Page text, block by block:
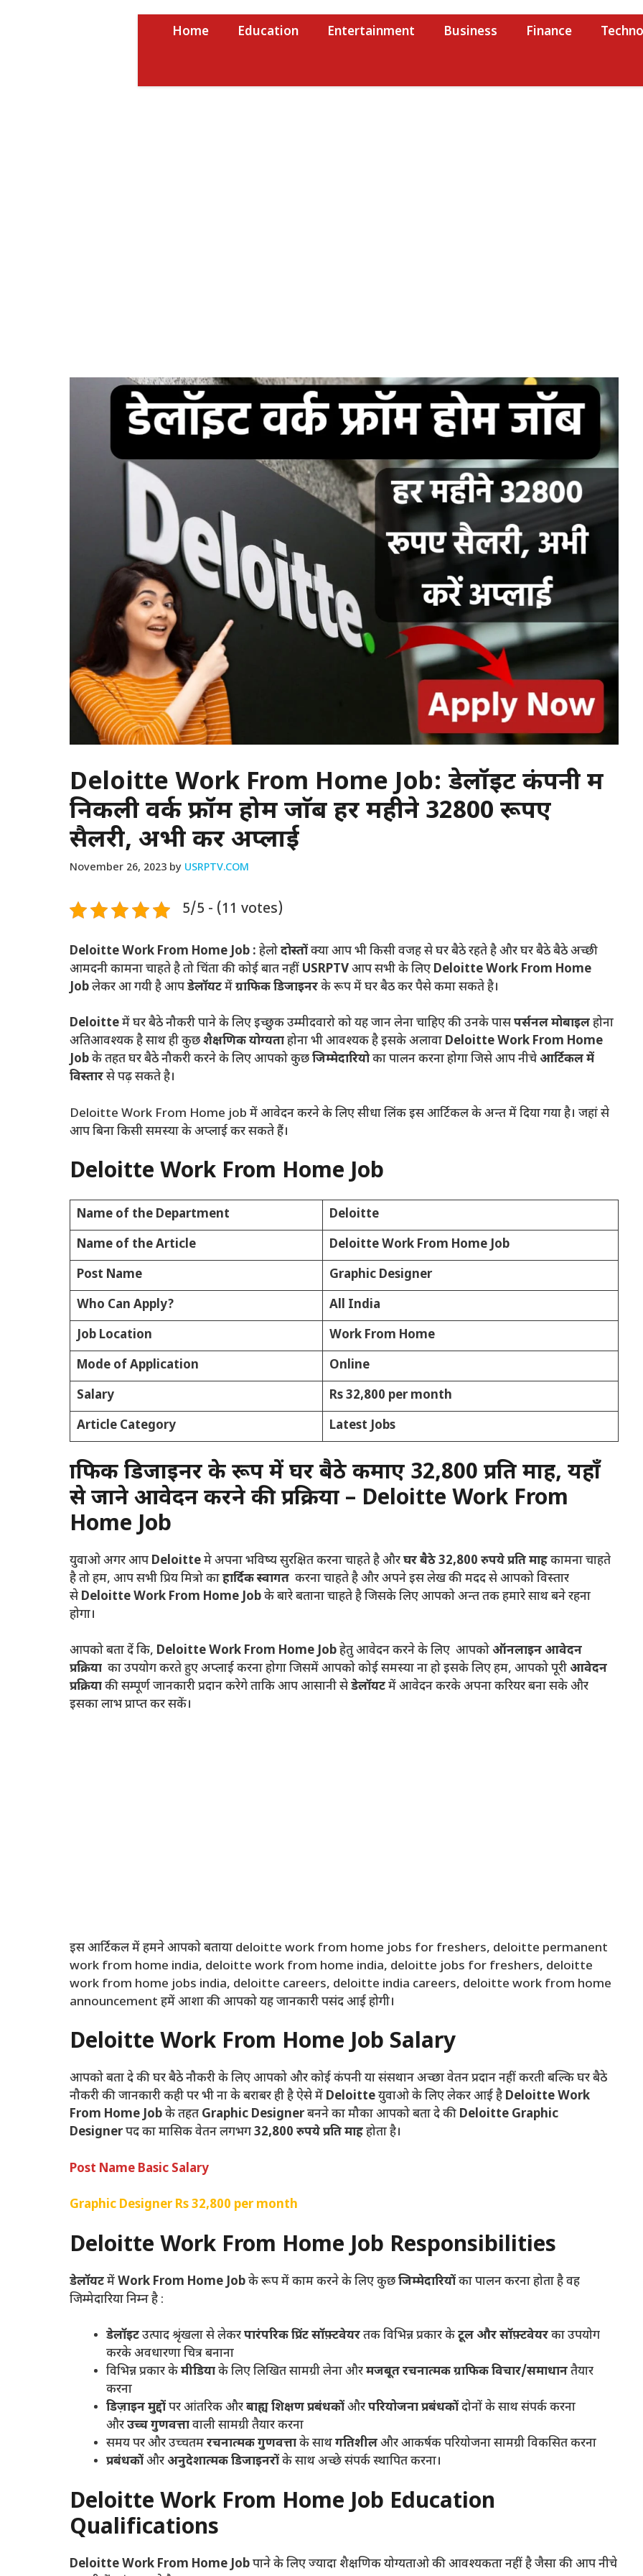
Home Education Entertainment Business Finance
Deloitte Work From Home Job: डेलॉइट कंपनी में
निकली वर्क फ्रॉम होम जाॅब हर महीने 32800 रूपए
सैलरी, अभी करें अप्लाई
November 26, 2023 by USRPTV.COM
5/5 - (11 votes)
Deloitte Work From Home Job : हेलोदोस्तोंक्या आप भी किसी वजह से घर बैठे रहते है और घर बैठे बैठे अच्छी
आमदनी कामना चाहते है तो चिंता की कोई बात नहीं USRPTVआप सभी के लिए Deloitte Work From Home
Jobलेकर आ गयी है आपडेलॉयटमेंग्राफिक डिजाइनरके रूप में घर बैठ कर पैसे कमा सकते है।
Deloitteमें घर बैठे नौकरी पाने के लिए इच्छुक उम्मीदवारो को यह जान लेना चाहिए की उनके पासपर्सनल मोबाइलहोना
अतिआवश्यक है साथ ही कुछशैक्षणिक योग्यताहोना भी आवश्यक है इसके अलावा Deloitte Work From Home
Jobके तहत घर बैठे नौकरी करने के लिए आपको कुछजिम्मेदारियोका पालन करना होगा जिसे आप नीचेआर्टिकल में
विस्तारसे पढ़ सकते है।
Deloitte Work From Home job में आवेदन करने के लिए सीधा लिंक इस आर्टिकल के अन्त में दिया गया है। जहां से
आप बिना किसी समस्या के अप्लाई कर सकते हैं।
Deloitte Work From Home Job
Name of the Department
Deloitte
Name of the Article
Deloitte Work From Home Job
Post Name
Graphic Designer
Who Can Apply?
All India
Job Location
Work From Home
Mode of Application
Online
Salary
Rs 32,800 per month
Article Category
Latest Jobs
ग्राफिक डिजाइनर के रूप में घर बैठे कमाए ₹32,800 प्रति माह, यहाँ
से जाने आवेदन करने की प्रक्रिया – Deloitte Work From
Home Job
युवाओ अगर आप Deloitteमे अपना भविष्य सुरक्षित करना चाहते है औरघर बैठे 32,800 रुपये प्रति माहकामना चाहते
है तो हम, आप सभी प्रिय मित्रो काहार्दिक स्वागत करना चाहते है और अपने इस लेख की मदद से आपको विस्तार
से Deloitte Work From Home Jobके बारे बताना चाहते है जिसके लिए आपको अन्त तक हमारे साथ बने रहना
होगा।
आपको बता दें कि, Deloitte Work From Home Jobहेतु आवेदन करने के लिए आपको ऑनलाइन आवेदन
प्रक्रिया का उपयोग करते हुए अप्लाई करना होगा जिसमें आपको कोई समस्या ना हो इसके लिए हम, आपको पूरीआवेदन
प्रक्रियाकी सम्पूर्ण जानकारी प्रदान करेगे ताकि आप आसानी सेडेलॉयटमें आवेदन करके अपना करियर बना सके और
इसका लाभ प्राप्त कर सकें।
इस आर्टिकल में हमने आपको बताया deloitte work from home jobs for freshers, deloitte permanent
work from home india, deloitte work from home india, deloitte jobs for freshers, deloitte
work from home jobs india, deloitte careers, deloitte india careers, deloitte work from home
announcement हमें आशा की आपको यह जानकारी पसंद आई होगी।
Deloitte Work From Home Job Salary
आपको बता दे की घर बैठे नौकरी के लिए आपको और कोई कंपनी या संसथान अच्छा वेतन प्रदान नहीं करती बल्कि घर बैठे
नौकरी की जानकारी कही पर भी ना के बराबर ही है ऐसे में Deloitteयुवाओ के लिए लेकर आई है Deloitte Work
From Home Jobके तहत Graphic Designerबनने का मौका आपको बता दे की Deloitte Graphic
Designerपद का मासिक वेतन लगभग32,800 रुपये प्रति माहहोता है।
Post Name Basic Salary
Graphic Designer Rs 32,800 per month
Deloitte Work From Home Job Responsibilities
डेलॉयटमेंWork From Home Jobके रूप में काम करने के लिए कुछजिम्मेदारियोंका पालन करना होता है वह
जिम्मेदारिया निम्न है :
डेलॉइटउत्पाद श्रृंखला से लेकरपारंपरिक प्रिंट सॉफ़्टवेयरतक विभिन्न प्रकार केटूल और सॉफ़्टवेयरका उपयोग
करके अवधारणा चित्र बनाना
विभिन्न प्रकार केमीडियाके लिए लिखित सामग्री लेना औरमजबूत रचनात्मक ग्राफिक विचार/समाधानतैयार
करना
डिज़ाइन मुद्दोंपर आंतरिक औरबाह्य शिक्षण प्रबंधकोंऔरपरियोजना प्रबंधकोंदोनों के साथ संपर्क करना
औरउच्च गुणवत्तावाली सामग्री तैयार करना
समय पर और उच्चतमरचनात्मक गुणवत्ताके साथगतिशीलऔर आकर्षक परियोजना सामग्री विकसित करना
प्रबंधकोंऔरअनुदेशात्मक डिजाइनरोंके साथ अच्छे संपर्क स्थापित करना।
Deloitte Work From Home Job Education
Qualifications
Deloitte Work From Home Jobपाने के लिए ज्यादा शैक्षणिक योग्यताओ की आवश्यकता नहीं है जैसा की आप नीचे